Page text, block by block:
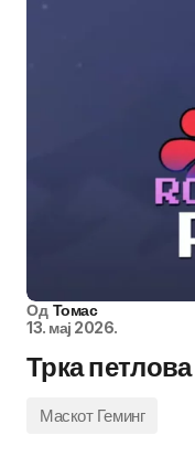
Од Томас
13. мај 2026.
Трка петлова
Маскот Геминг